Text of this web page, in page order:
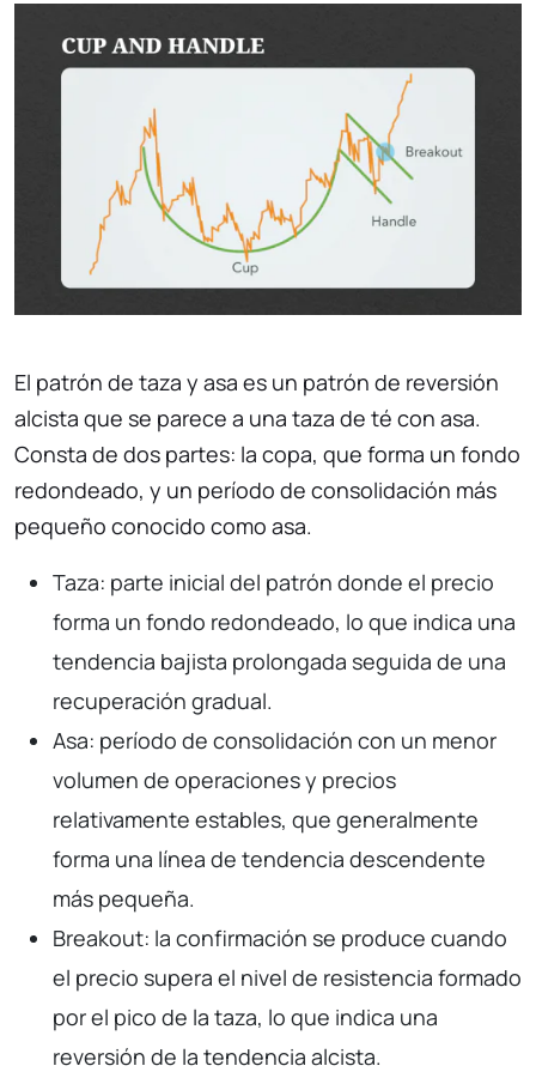
El patrón de taza y asa es un patrón de reversión
alcista que se parece a una taza de té con asa.
Consta de dos partes: la copa, que forma un fondo
redondeado, y un período de consolidación más
pequeño conocido como asa.
Taza: parte inicial del patrón donde el precio
forma un fondo redondeado, lo que indica una
tendencia bajista prolongada seguida de una
recuperación gradual.
Asa: período de consolidación con un menor
volumen de operaciones y precios
relativamente estables, que generalmente
forma una línea de tendencia descendente
más pequeña.
Breakout: la confirmación se produce cuando
el precio supera el nivel de resistencia formado
por el pico de la taza, lo que indica una
reversión de la tendencia alcista.